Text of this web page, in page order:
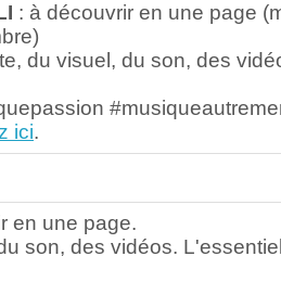
: à découvrir en une page
du visuel, du son, des
ici.
en une page.
son, des vidéos.